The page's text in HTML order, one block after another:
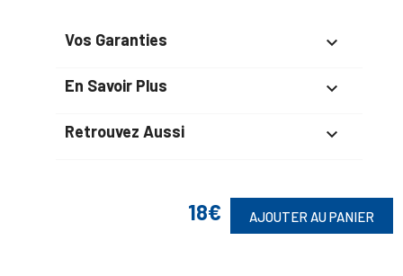
18€ AJOUTER AU PANIER
Vos Garanties 
En Savoir Plus 
Retrouvez Aussi 
Suivez-Nous